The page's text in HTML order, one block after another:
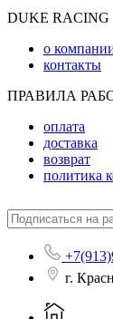
DUKE RACING
о
контакты
ПРАВИЛА
оплата
доставка
возврат
политика
г.